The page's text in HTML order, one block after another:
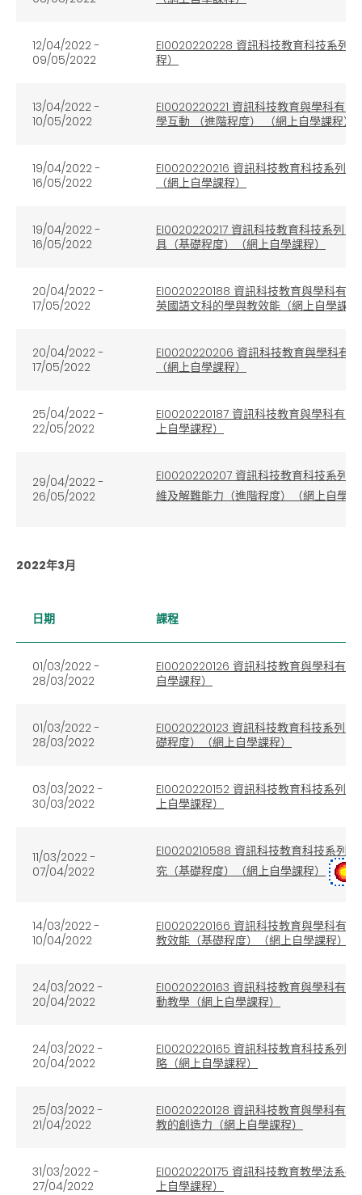
12/04/2022 -
09/05/2022
EI0020220228 資訊科技教育科技系列
程）
13/04/2022 -
10/05/2022
EI0020220221 資訊科技教育與學科有
學互動 （進階程度） （網上自學課程）
19/04/2022 -
16/05/2022
EI0020220216 資訊科技教育科技系列
（網上自學課程）
19/04/2022 -
16/05/2022
EI0020220217 資訊科技教育科技系列
具（基礎程度）（網上自學課程）
20/04/2022 -
17/05/2022
EI0020220188 資訊科技教育與學科有
英國語文科的學與教效能（網上自學課
20/04/2022 -
17/05/2022
EI0020220206 資訊科技教育與學科有
（網上自學課程）
25/04/2022 -
22/05/2022
EI0020220187 資訊科技教育與學科有
上自學課程）
29/04/2022 -
26/05/2022
EI0020220207 資訊科技教育科技系列
維及解難能力（進階程度）（網上自學
2022年3月
日期 課程
01/03/2022 -
28/03/2022
EI0020220126 資訊科技教育與學科有
自學課程）
01/03/2022 -
28/03/2022
EI0020220123 資訊科技教育科技系列
礎程度）（網上自學課程）
03/03/2022 -
30/03/2022
EI0020220152 資訊科技教育科技系列
上自學課程）
11/03/2022 -
07/04/2022
EI0020210588 資訊科技教育科技系列
究（基礎程度）（網上自學課程）
14/03/2022 -
10/04/2022
EI0020220166 資訊科技教育與學科有
教效能（基礎程度）（網上自學課程）
24/03/2022 -
20/04/2022
EI0020220163 資訊科技教育與學科有
動教學（網上自學課程）
24/03/2022 -
20/04/2022
EI0020220165 資訊科技教育科技系列
略（網上自學課程）
25/03/2022 -
21/04/2022
EI0020220128 資訊科技教育與學科有
教的創造力（網上自學課程）
31/03/2022 -
27/04/2022
EI0020220175 資訊科技教育教學法系
上自學課程）